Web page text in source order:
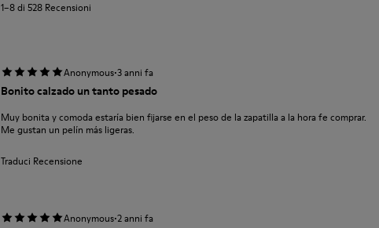
1–8 di 528 Recensioni
Anonymous·3 anni fa
Bonito calzado un tanto pesado
Muy bonita y comoda estaría bien fijarse en el peso de la zapatilla a la hora fe comprar.
Me gustan un pelín más ligeras.
Traduci Recensione
Anonymous·2 anni fa